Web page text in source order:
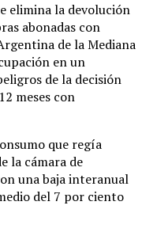
elimina la devolución
abonadas con
de la Mediana
en un
de la decisión
meses con
que regía
la cámara de
una baja interanual
del 7 por ciento